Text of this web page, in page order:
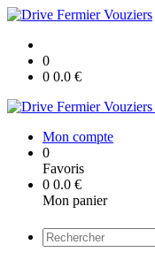
0
0 0.0 €
Mon compte
0
Favoris
0 0.0 €
Mon panier